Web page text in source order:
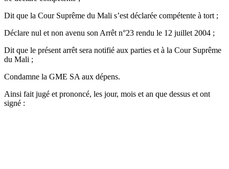
Dit que la Cour Suprême du Mali s’est déclarée compétente à tort ;
Déclare nul et non avenu son Arrêt n°23 rendu le 12 juillet 2004 ;
Dit que le présent arrêt sera notifié aux parties et à la Cour Suprême
du Mali ;
Condamne la GME SA aux dépens.
Ainsi fait jugé et prononcé, les jour, mois et an que dessus et ont
signé :